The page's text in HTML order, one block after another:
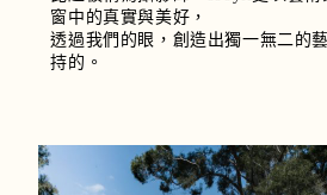
窗中的真實與美好，
透過我們的眼，創造出獨一無二的
持的。